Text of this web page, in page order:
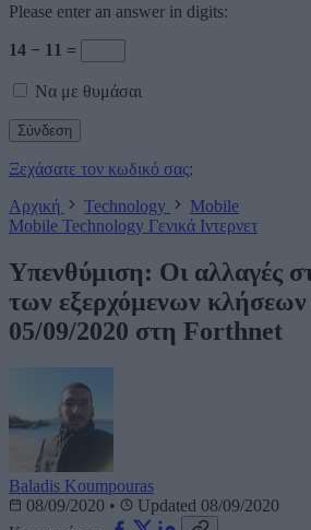
Please enter an answer in digits:
14 − 11 =
Να με θυμάσαι
Ξεχάσατε τον κωδικό σας;
Αρχική
Technology
Mobile
Mobile Technology Γενικά Ιντερνετ
Υπενθύμιση: Οι αλλαγές
των εξερχόμενων
05/09/2020 στη Forthnet
Baladis Koumpouras
08/09/2020 •
Updated 08/09/2020